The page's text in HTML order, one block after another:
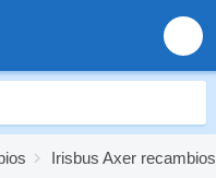
Irisbus Axer recambios